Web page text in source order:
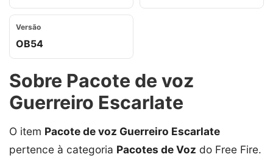
Versão
OB54
Sobre Pacote de voz
Guerreiro Escarlate
O item Pacote de voz Guerreiro Escarlate
pertence à categoria Pacotes de Voz do Free Fire.